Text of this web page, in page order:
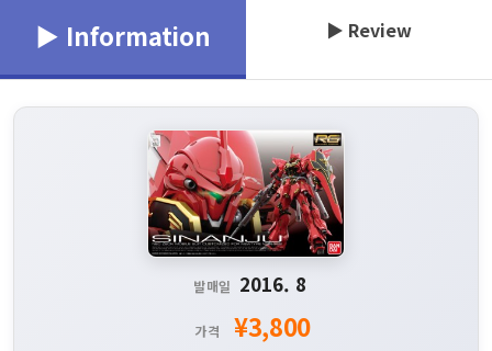
▶ Information ▶ Review
발매일 2016. 8
가격 ¥3,800